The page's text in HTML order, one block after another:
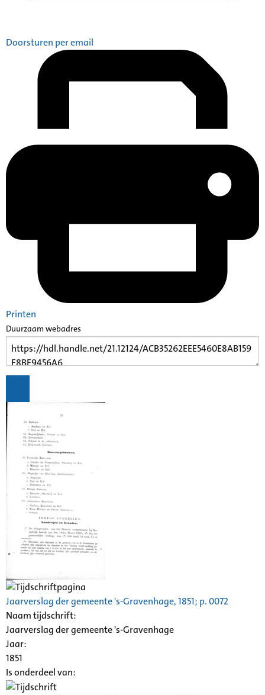
Doorsturen per email
Printen
Duurzaam webadres
Jaarverslag der gemeente 's-Gravenhage, 1851; p. 0072
Naam tijdschrift:
Jaarverslag der gemeente 's-Gravenhage
Jaar:
1851
Is onderdeel van: